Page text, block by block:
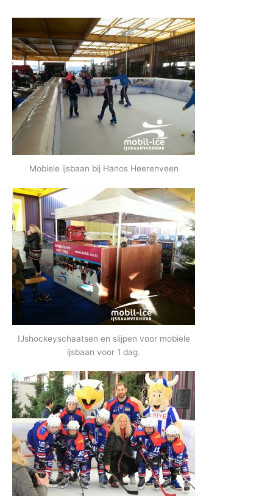
Mobiele ijsbaan bij Hanos Heerenveen
IJshockeyschaatsen en slijpen voor mobiele
ijsbaan voor 1 dag.